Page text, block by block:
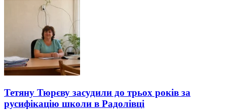
Тетяну Тюрєву засудили до трьох років за
русифікацію школи в Радолівці